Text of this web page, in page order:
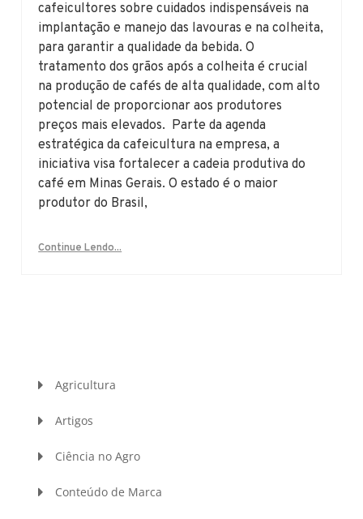
cafeicultores sobre cuidados indispensáveis na
implantação e manejo das lavouras e na colheita,
para garantir a qualidade da bebida. O
tratamento dos grãos após a colheita é crucial
na produção de cafés de alta qualidade, com alto
potencial de proporcionar aos produtores
preços mais elevados. Parte da agenda
estratégica da cafeicultura na empresa, a
iniciativa visa fortalecer a cadeia produtiva do
café em Minas Gerais. O estado é o maior
produtor do Brasil,
Continue Lendo...
Agricultura
Artigos
Ciência no Agro
Conteúdo de Marca